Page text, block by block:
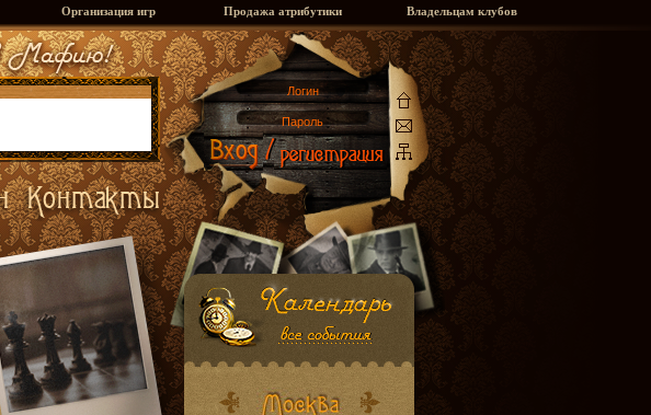
Организация игр Продажа атрибутики Владельцам клубов